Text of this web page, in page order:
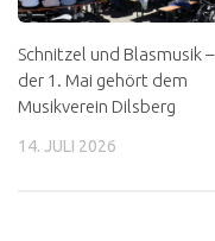
Schnitzel und Blasmusik –
der 1. Mai gehört dem
Musikverein Dilsberg
14. JULI 2026